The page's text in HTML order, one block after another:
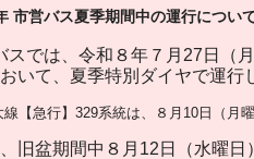
市営バス夏季期間中の運行につい
スでは、令和８年７月27日（
いて、夏季特別ダイヤで運行
【急行】329系統は、８月10日（月
旧盆期間中８月12日（水曜日